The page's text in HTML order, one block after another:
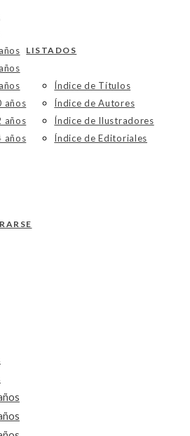
años
años
años
LISTADOS
Índice de Títulos
Índice de Autores
Índice de Ilustradores
Índice de Editoriales